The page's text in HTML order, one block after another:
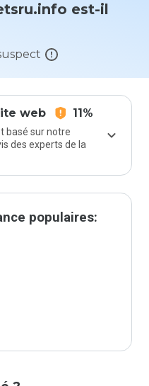
est-il
web 11%
basé sur notre
des experts de la
populaires: